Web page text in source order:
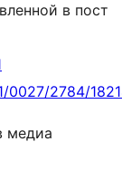
в пост
2784/
медиа